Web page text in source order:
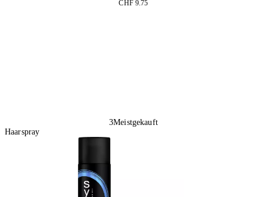
CHF 9.75
3Meistgekauft
Haarspray